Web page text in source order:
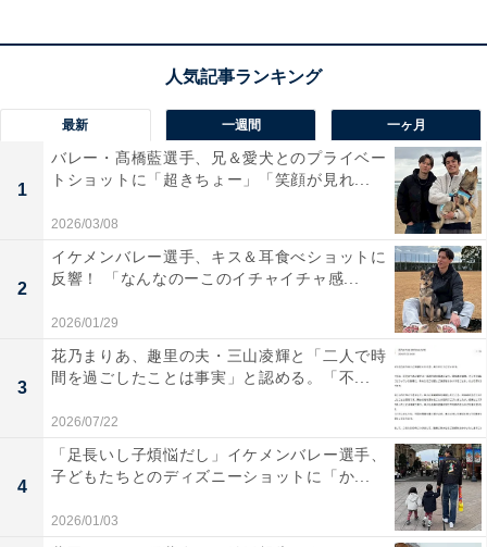
最新 一週間 一ヶ月
1
バレー・髙橋藍選手、兄＆愛犬とのプライベー
トショットに「超きちょー」「笑顔が見れ...
2026/03/08
2
イケメンバレー選手、キス＆耳食べショットに
反響！ 「なんなのーこのイチャイチャ感...
2026/01/29
3
花乃まりあ、趣里の夫・三山凌輝と「二人で時
間を過ごしたことは事実」と認める。「不...
2026/07/22
4
「足長いし子煩悩だし」イケメンバレー選手、
子どもたちとのディズニーショットに「か...
2026/01/03